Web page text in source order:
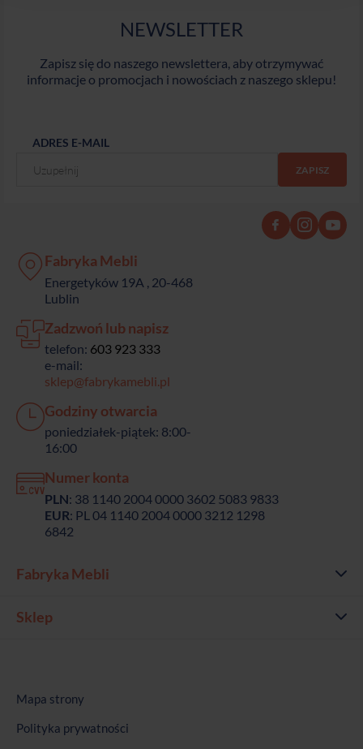
NEWSLETTER
Zapisz się do naszego newslettera, aby otrzymywać
informacje o promocjach i nowościach z naszego sklepu!
ADRES E-MAIL
Fabryka Mebli
Energetyków 19A , 20-468
Lublin
Zadzwoń lub napisz
telefon: 603 923 333
e-mail:
sklep@fabrykamebli.pl
Godziny otwarcia
poniedziałek-piątek: 8:00-
16:00
Numer konta
PLN: 38 1140 2004 0000 3602 5083 9833
EUR: PL 04 1140 2004 0000 3212 1298
6842
Fabryka Mebli
Sklep
Mapa strony
Polityka prywatności